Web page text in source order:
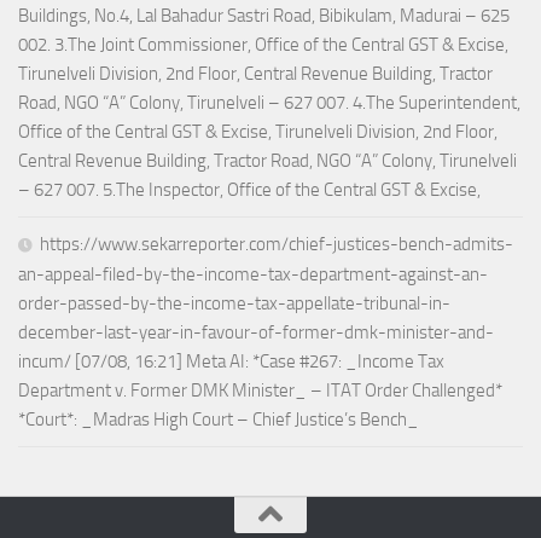
Buildings, No.4, Lal Bahadur Sastri Road, Bibikulam, Madurai – 625
002. 3.The Joint Commissioner, Office of the Central GST & Excise,
Tirunelveli Division, 2nd Floor, Central Revenue Building, Tractor
Road, NGO “A” Colony, Tirunelveli – 627 007. 4.The Superintendent,
Office of the Central GST & Excise, Tirunelveli Division, 2nd Floor,
Central Revenue Building, Tractor Road, NGO “A” Colony, Tirunelveli
– 627 007. 5.The Inspector, Office of the Central GST & Excise,
https://www.sekarreporter.com/chief-justices-bench-admits-
an-appeal-filed-by-the-income-tax-department-against-an-
order-passed-by-the-income-tax-appellate-tribunal-in-
december-last-year-in-favour-of-former-dmk-minister-and-
incum/ [07/08, 16:21] Meta AI: *Case #267: _Income Tax
Department v. Former DMK Minister_ – ITAT Order Challenged*
*Court*: _Madras High Court – Chief Justice’s Bench_